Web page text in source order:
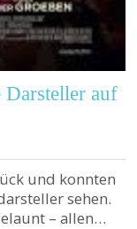
Darsteller auf
und konnten
sehen.
– allen…